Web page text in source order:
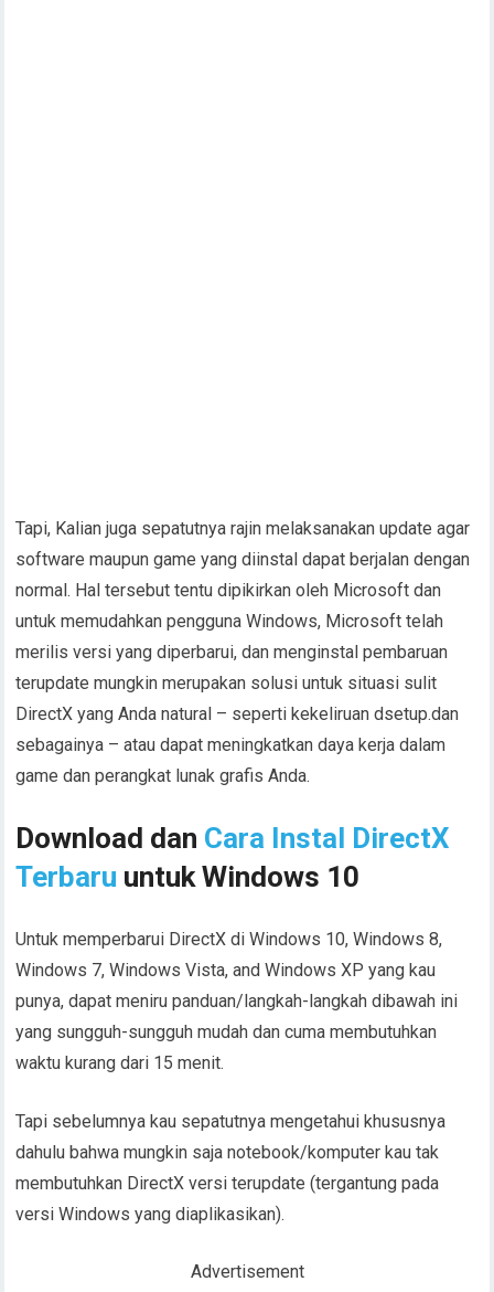
Tapi, Kalian juga sepatutnya rajin melaksanakan update agar
software maupun game yang diinstal dapat berjalan dengan
normal. Hal tersebut tentu dipikirkan oleh Microsoft dan
untuk memudahkan pengguna Windows, Microsoft telah
merilis versi yang diperbarui, dan menginstal pembaruan
terupdate mungkin merupakan solusi untuk situasi sulit
DirectX yang Anda natural – seperti kekeliruan dsetup.dan
sebagainya – atau dapat meningkatkan daya kerja dalam
game dan perangkat lunak grafis Anda.
Download dan Cara Instal DirectX
Terbaru untuk Windows 10
Untuk memperbarui DirectX di Windows 10, Windows 8,
Windows 7, Windows Vista, and Windows XP yang kau
punya, dapat meniru panduan/langkah-langkah dibawah ini
yang sungguh-sungguh mudah dan cuma membutuhkan
waktu kurang dari 15 menit.
Tapi sebelumnya kau sepatutnya mengetahui khususnya
dahulu bahwa mungkin saja notebook/komputer kau tak
membutuhkan DirectX versi terupdate (tergantung pada
versi Windows yang diaplikasikan).
Advertisement